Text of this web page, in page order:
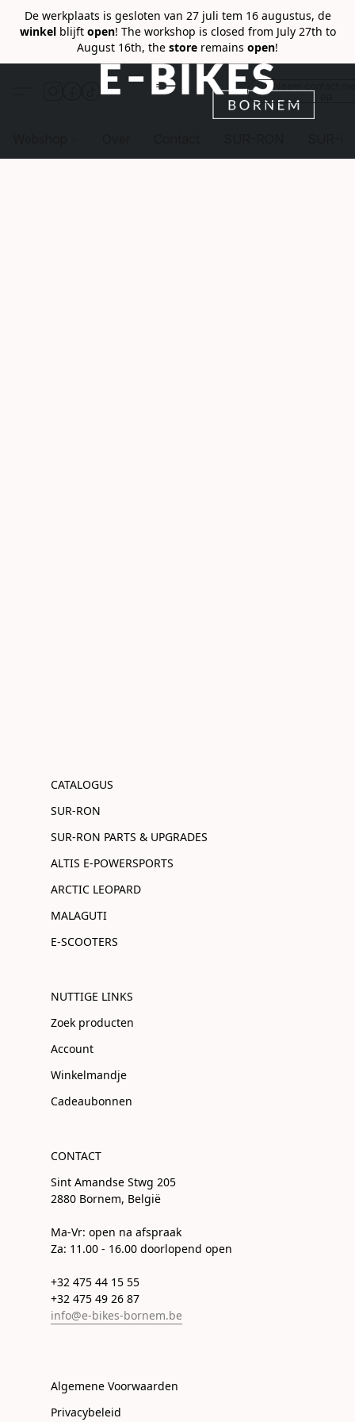
De werkplaats is gesloten van 27 juli tem 16 augustus, de
winkelblijft open! The workshop is closed from July 27th to
August 16th, the store remains open!
Neem contact
CATALOGUS
SUR-RON
SUR-RON PARTS & UPGRADES
ALTIS E-POWERSPORTS
ARCTIC LEOPARD
MALAGUTI
E-SCOOTERS
NUTTIGE LINKS
Zoek producten
Account
Winkelmandje
Cadeaubonnen
CONTACT
Sint Amandse Stwg 205
2880 Bornem, België
Ma-Vr: open na afspraak
Za: 11.00 - 16.00 doorlopend open
+32 475 44 15 55
+32 475 49 26 87
info@e-bikes-bornem.be
Algemene Voorwaarden
Privacybeleid